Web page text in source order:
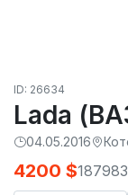
ID: 26634
Lada
04.05.2016
4200 $